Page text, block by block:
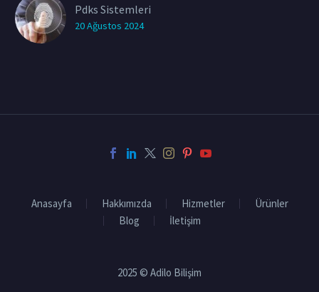
Pdks Sistemleri
20 Ağustos 2024
Anasayfa Hakkımızda Hizmetler
Ürünler
Blog
İletişim
2025 © Adilo Bilişim